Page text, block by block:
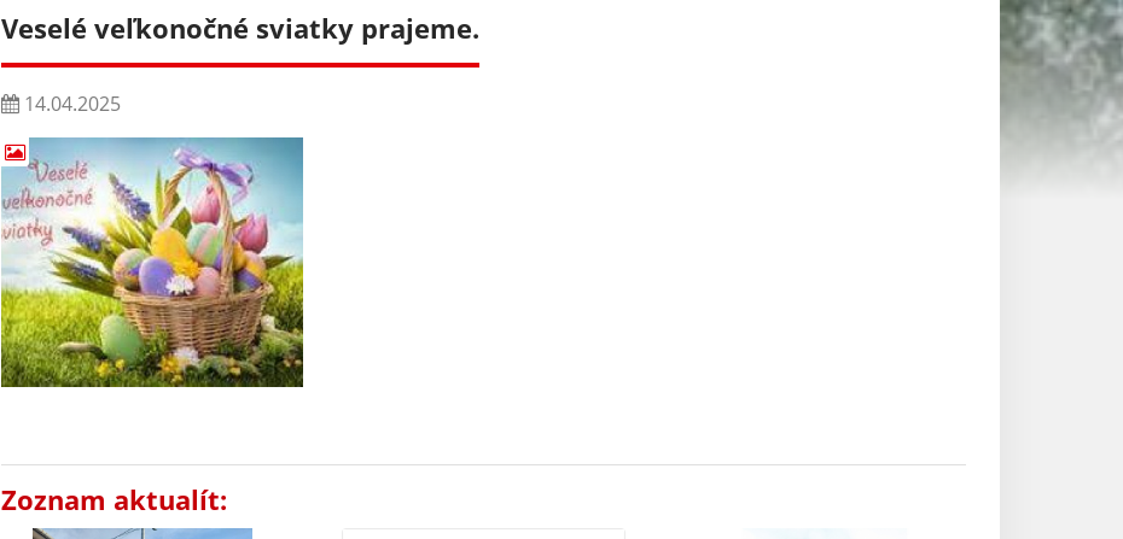
Veselé veľkonočné sviatky prajeme.
14.04.2025
Zoznam aktualít: